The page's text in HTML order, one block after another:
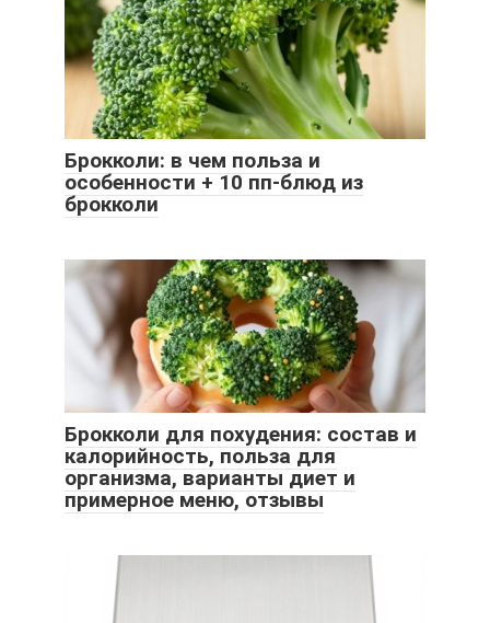
Брокколи: в чем польза и
особенности + 10 пп-блюд из
брокколи
Брокколи для похудения: состав и
калорийность, польза для
организма, варианты диет и
примерное меню, отзывы